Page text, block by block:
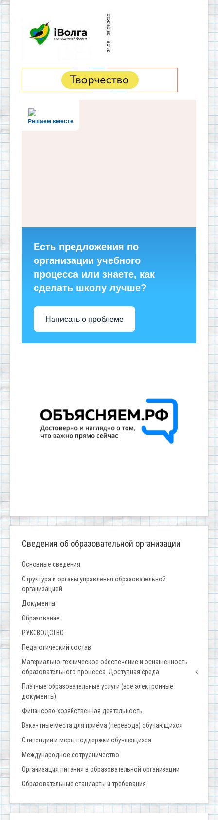
Решаем вместе
Есть предложения по
организации учебного
процесса или знаете, как
сделать школу лучше?
Написать о проблеме
Сведения об образовательной организации
Основные сведения
Структура и органы управления образовательной
организацией
Документы
Образование
РУКОВОДСТВО
Педагогический состав
Материально-техническое обеспечение и оснащенность
образовательного процесса. Доступная среда
Платные образовательные услуги (все электронные
документы)
Финансово-хозяйственная деятельность
Вакантные места для приёма (перевода) обучающихся
Стипендии и меры поддержки обучающихся
Международное сотрудничество
Организация питания в образовательной организации
Образовательные стандарты и требования